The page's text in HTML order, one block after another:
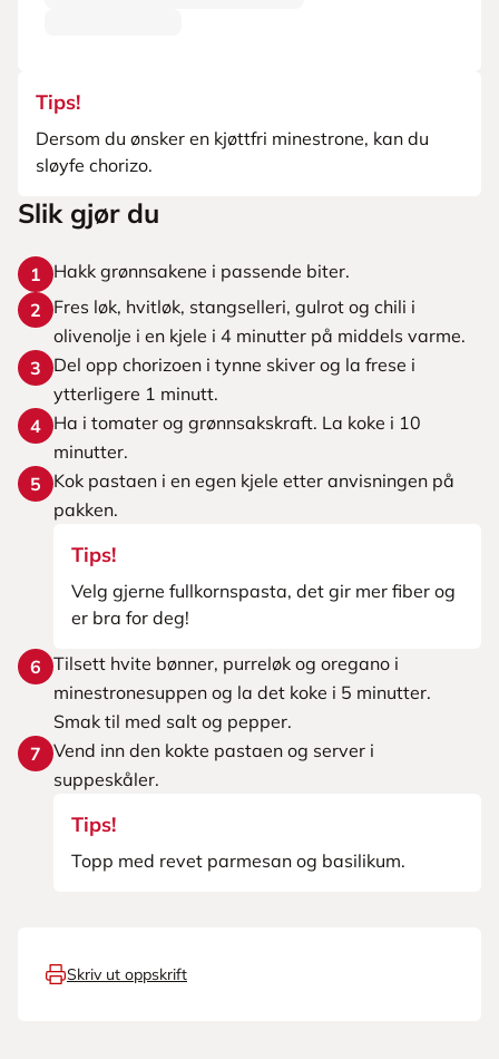
Tips!
Dersom du ønsker en kjøttfri minestrone, kan du
sløyfe chorizo.
Slik gjør du
1
Hakk grønnsakene i passende biter.
2
Fres løk, hvitløk, stangselleri, gulrot og chili i
olivenolje i en kjele i 4 minutter på middels varme.
3
Del opp chorizoen i tynne skiver og la frese i
ytterligere 1 minutt.
4 Ha i tomater og grønnsakskraft. La koke i 10
minutter.
5
Kok pastaen i en egen kjele etter anvisningen på
pakken.
Tips!
Velg gjerne fullkornspasta, det gir mer fiber og
er bra for deg!
6 Tilsett hvite bønner, purreløk og oregano i
minestronesuppen og la det koke i 5 minutter.
Smak til med salt og pepper.
7 Vend inn den kokte pastaen og server i
suppeskåler.
Tips!
Topp med revet parmesan og basilikum.
Skriv ut oppskrift